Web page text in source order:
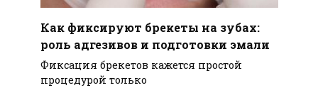
Как фиксируют брекеты на зубах:
роль адгезивов и подготовки эмали
Фиксация брекетов кажется простой
процедурой только